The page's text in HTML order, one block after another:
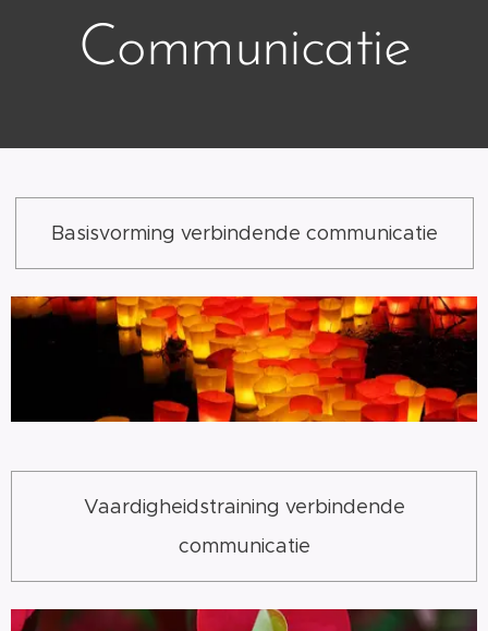
Communicatie
Basisvorming verbindende communicatie
Vaardigheidstraining verbindende
communicatie